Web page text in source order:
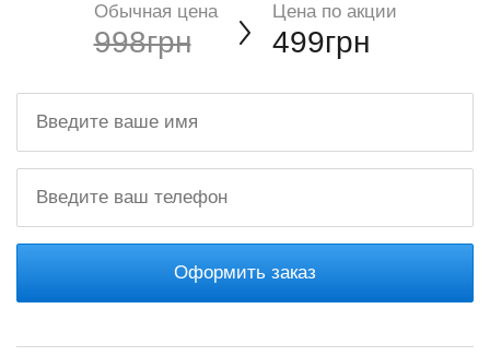
Обычная цена
998грн
Цена по акции
499грн
Оформить заказ